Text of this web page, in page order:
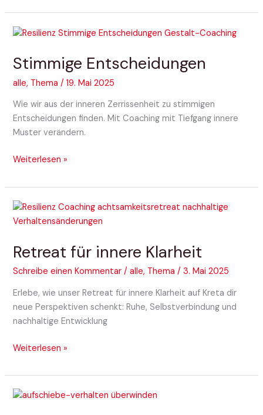
Stimmige Entscheidungen
alle, Thema /19. Mai 2025
Wie wir aus der inneren Zerrissenheit zu stimmigen
Entscheidungen finden. Mit Coaching mit Tiefgang innere
Muster verändern.
Stimmige
Weiterlesen »
Retreat für innere Klarheit
Schreibe einen Kommentar /alle, Thema /3. Mai 2025
Erlebe, wie unser Retreat für innere Klarheit auf Kreta dir
neue Perspektiven schenkt: Ruhe, Selbstverbindung und
nachhaltige Entwicklung
Retreat
für
Klarheit
Weiterlesen »
Aufschiebe-